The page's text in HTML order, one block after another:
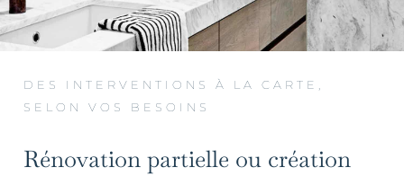
DES INTERVENTIONS À LA CARTE,
SELON VOS BESOINS
Rénovation partielle ou création